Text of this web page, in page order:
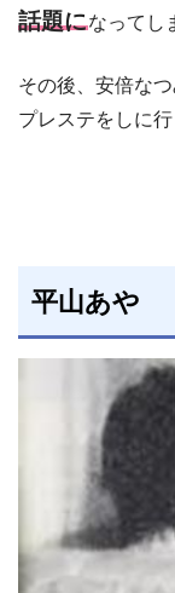
話題になってし
その後、安倍な
プレステをしに
平山あや